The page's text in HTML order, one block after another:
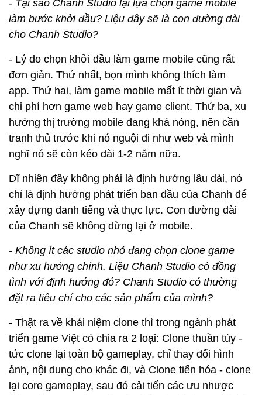
- Tại sao Chanh Studio lại lựa chọn game mobile
làm bước khởi đầu? Liệu đây sẽ là con đường dài
cho Chanh Studio?
- Lý do chọn khởi đầu làm game mobile cũng rất
đơn giản. Thứ nhất, bọn mình không thích làm
app. Thứ hai, làm game mobile mất ít thời gian và
chi phí hơn game web hay game client. Thứ ba, xu
hướng thị trường mobile đang khá nóng, nên cần
tranh thủ trước khi nó nguội đi như web và mình
nghĩ nó sẽ còn kéo dài 1-2 năm nữa.
Dĩ nhiên đây không phải là định hướng lâu dài, nó
chỉ là định hướng phát triển ban đầu của Chanh để
xây dựng danh tiếng và thực lực. Con đường dài
của Chanh sẽ không dừng lại ở mobile.
- Không ít các studio nhỏ đang chọn clone game
như xu hướng chính. Liệu Chanh Studio có đồng
tình với định hướng đó? Chanh Studio có thường
đặt ra tiêu chí cho các sản phẩm của mình?
- Thật ra về khái niệm clone thì trong ngành phát
triển game Việt có chia ra 2 loại: Clone thuần túy -
tức clone lại toàn bộ gameplay, chỉ thay đổi hình
ảnh, nội dung cho khác đi, và Clone tiến hóa - clone
lại core gameplay, sau đó cải tiến các ưu nhược